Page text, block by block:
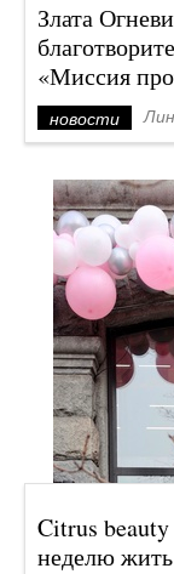
Злата
«Миссия
новости
Citrus
неделю